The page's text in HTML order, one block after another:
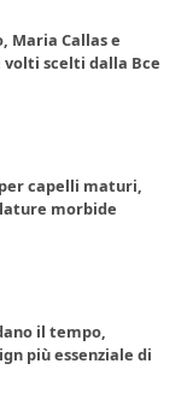
Maria Callas e
volti scelti dalla Bce
capelli maturi,
morbide
il tempo,
più essenziale di